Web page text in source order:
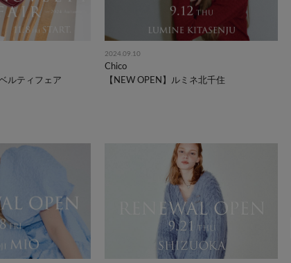
ルティフェア
2024.09.10
Chico
【NEW OPEN】ルミネ北千住